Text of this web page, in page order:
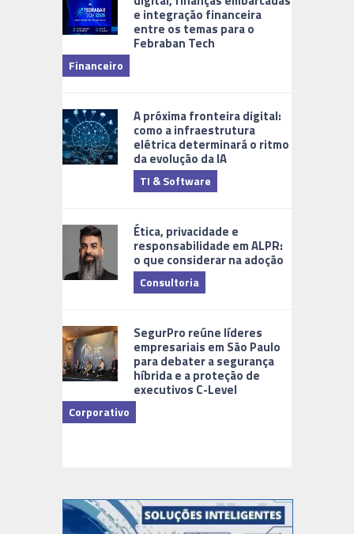
e integração financeira
entre os temas para o
Febraban Tech
Financeiro
A próxima fronteira digital:
como a infraestrutura
elétrica determinará o ritmo
da evolução da IA
TI & Software
Ética, privacidade e
responsabilidade em ALPR:
o que considerar na adoção
Consultoria
SegurPro reúne líderes
empresariais em São Paulo
para debater a segurança
híbrida e a proteção de
executivos C-Level
Corporativo